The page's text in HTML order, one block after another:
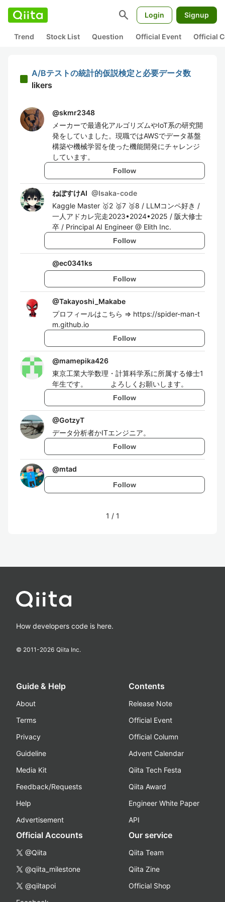
search Login Signup
Trend Stock List Question Official Event Official
A/Bテストの統計的仮説検定と必要データ数
likers
@skmr2348
メーカーで最適化アルゴリズムやIoT系の研究開
発をしていました。現職ではAWSでデータ基盤
構築や機械学習を使った機能開発にチャレンジ
しています。
Follow
ねぼすけAI @Isaka-code
Kaggle Master 🥇2 🥈7 🥉8 / LLMコンペ好き /
一人アドカレ完走2023•2024•2025 / 阪大修士
卒 / Principal AI Engineer @ Elith Inc.
Follow
@ec0341ks
Follow
@Takayoshi_Makabe
プロフィールはこちら => https://spider-man-t
m.github.io
Follow
@mamepika426
東京工業大学数理・計算科学系に所属する修士1
年生です。 よろしくお願いします。
Follow
@GotzyT
データ分析者かITエンジニア。
Follow
@mtad
Follow
1 / 1
How developers code is here.
© 2011-2026 Qiita Inc.
Guide & Help
About
Terms
Privacy
Guideline
Media Kit
Feedback/Requests
Help
Advertisement
Contents
Release Note
Official Event
Official Column
Advent Calendar
Qiita Tech Festa
Qiita Award
Engineer White Paper
API
Official Accounts
@Qiita
@qiita_milestone
@qiitapoi
Our service
Qiita Team
Qiita Zine
Official Shop